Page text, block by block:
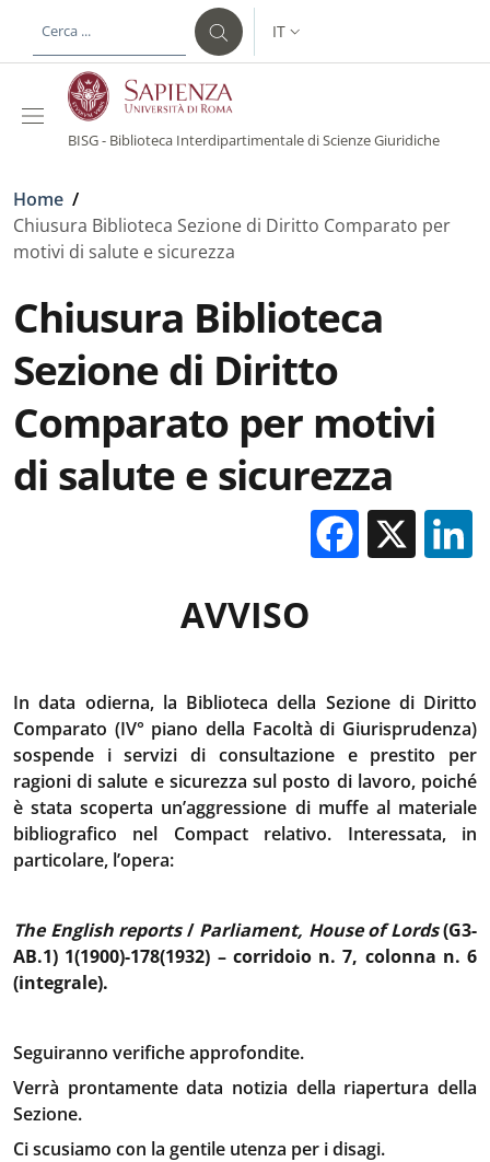
al contenuto principale
SELETTORE LINGUA:
IT
BISG - Biblioteca Interdipartimentale di Scienze Giuridiche
Briciole di pane
Home /
Chiusura Biblioteca Sezione di Diritto Comparato per
motivi di salute e sicurezza
Chiusura Biblioteca
Sezione di Diritto
Comparato per motivi
di salute e sicurezza
X
AVVISO
In data odierna, la Biblioteca della Sezione di Diritto
Comparato (IV° piano della Facoltà di Giurisprudenza)
sospende i servizi di consultazione e prestito per
ragioni di salute e sicurezza sul posto di lavoro, poiché
è stata scoperta un’aggressione di muffe al materiale
bibliografico nel Compact relativo. Interessata, in
particolare, l’opera:
The English reports/ Parliament, House of Lords(G3-
AB.1) 1(1900)-178(1932) – corridoio n. 7, colonna n. 6
(integrale).
Seguiranno verifiche approfondite.
Verrà prontamente data notizia della riapertura della
Sezione.
Ci scusiamo con la gentile utenza per i disagi.